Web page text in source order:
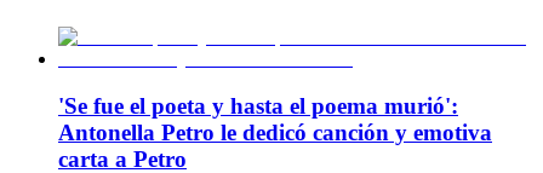
'Se fue el poeta y hasta el poema murió':
Antonella Petro le dedicó canción y emotiva
carta a Petro